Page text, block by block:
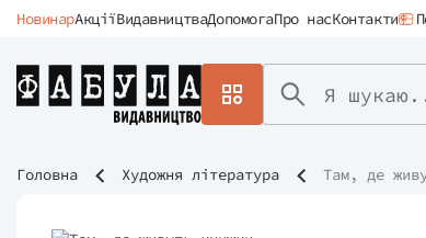
НовинарАкціїВидавництваДопомогаПро насКонтакти
Головна Художня література Там, де